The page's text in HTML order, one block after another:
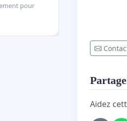
Aidez
pour